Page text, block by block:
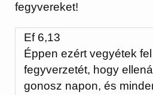
fegyvereket!
Ef 6,13
Éppen ezért vegyétek
fegyverzetét, hogy
gonosz napon, és